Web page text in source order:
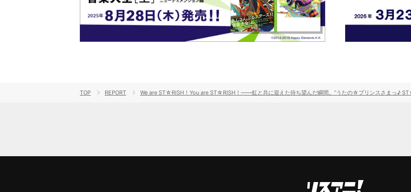
TOP REPORT We are ST☆RISH！You are ST☆RISH！――虹と共に迎えた待ち望んだ瞬間。“うたの☆プリンスさまっ♪